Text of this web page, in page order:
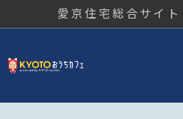
愛京住宅総合サイト